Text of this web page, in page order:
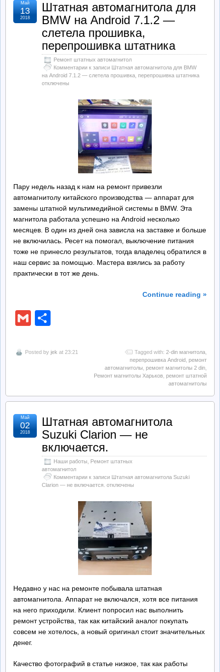
Штатная автомагнитола для
BMW на Android 7.1.2 —
слетела прошивка,
перепрошивка штатника
Ремонт штатных автомагнитол
Комментарии к записи Штатная автомагнитола для BMW
на Android 7.1.2 — слетела прошивка, перепрошивка штатника
отключены
Май
13
2018
Пару недель назад к нам на ремонт привезли
автомагнитолу китайского производства — аппарат для
замены штатной мультимедийной системы в BMW. Эта
магнитола работала успешно на Android несколько
месяцев. В один из дней она зависла на заставке и больше
не включилась. Ресет на помогал, выключение питания
тоже не принесло результатов, тогда владелец обратился в
наш сервис за помощью. Мастера взялись за работу
практически в тот же день.
Continue reading »
Gmail
Posted by jek at 23:21 Tagged with: 2-din магнитола
перепрошивка Android ремонт
автомагнитолы ремонт магнитолы 2 din
Ремонт магнитолы Харьков ремонт штатной
автомагнитолы
Штатная автомагнитола
Suzuki Clarion — не
включается.
Наши работы
Ремонт штатных
автомагнитол
Комментарии к записи Штатная автомагнитола Suzuki
Clarion — не включается. отключены
Май
02
2018
Недавно у нас на ремонте побывала штатная
автомагнитола. Аппарат не включался, хотя все питания
на него приходили. Клиент попросил нас выполнить
ремонт устройства, так как китайский аналог покупать
совсем не хотелось, а новый оригинал стоит значительных
денег.
Качество фотографий в статье низкое, так как работы